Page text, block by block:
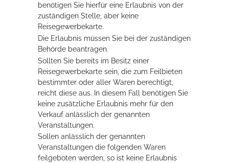
Service
Konzerte, Tagungen und vieles mehr
Die Stadthalle Hockenheim bietet den perfekten Standort für Events
mehr dazu...
benötigen Sie hierfür eine Erlaubnis von der
zuständigen Stelle, aber keine
Reisegewerbekarte.
Die Erlaubnis müssen Sie bei der zuständigen
Behörde beantragen.
Sollten Sie bereits im Besitz einer
Reisegewerbekarte sein, die zum Feilbieten
bestimmter oder aller Waren berechtigt,
reicht diese aus. In diesem Fall benötigen Sie
keine zusätzliche Erlaubnis mehr für den
Verkauf anlässlich der genannten
Veranstaltungen.
Sollen anlässlich der genannten
Veranstaltungen die folgenden Waren
feilgeboten werden, so ist keine Erlaubnis